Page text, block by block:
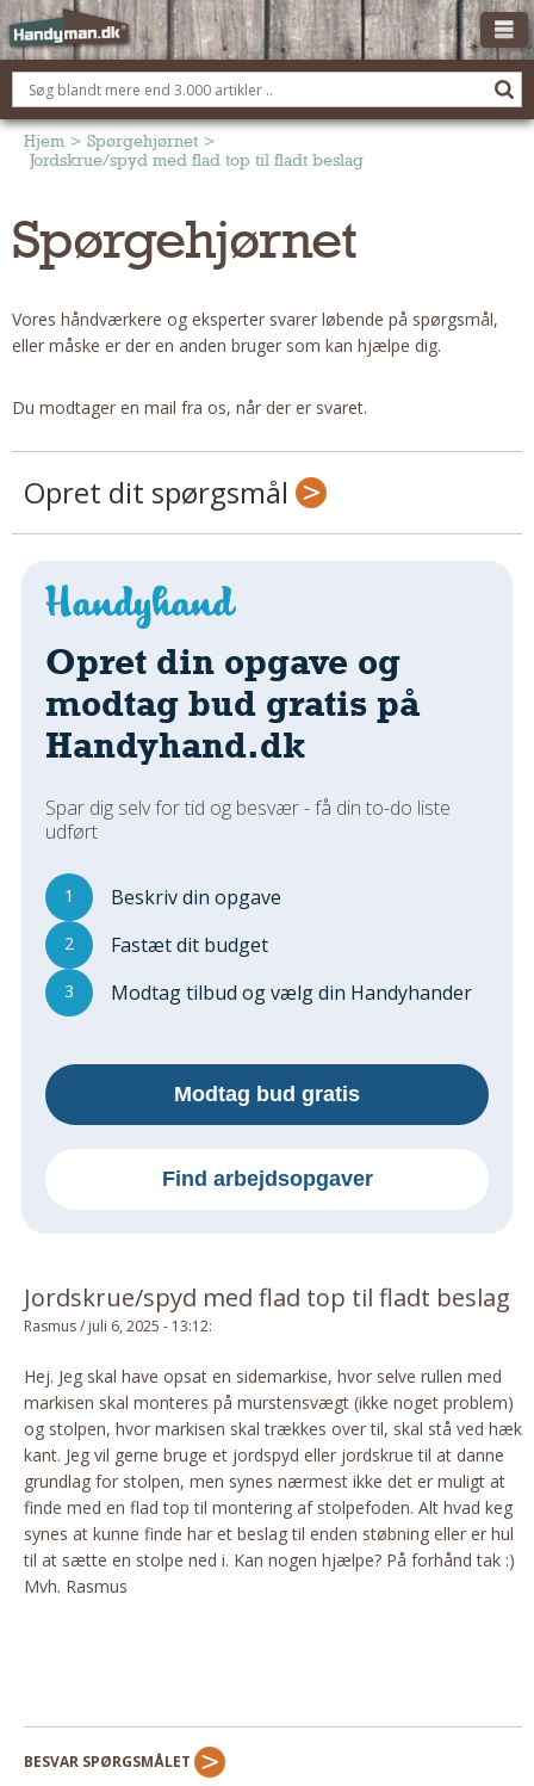
OM HANDYMAN.DK
FÅ 3 TILBUD
ANNONCERING
TØMRER/SNEDKER
Reparation Og Vedligehold
Om Materialer
ELEKTRIKER
Regler Og Love
Om Materialer
Montage Og Udskiftning
Reparation Og Vedligehold
Andet
Indendørs
Udendørs
Kan Det Males?
MURER
Reparationer
Om Materialer
Tips Og Tricks
Andet
GARTNER
Beplantning
Belægning
Skadedyr
Om Værktøj
Hjem > Spørgehjørnet >
Jordskrue/spyd med flad top til fladt beslag
Spørgehjørnet
Vores håndværkere og eksperter svarer løbende på spørgsmål,
eller måske er der en anden bruger som kan hjælpe dig.
Du modtager en mail fra os, når der er svaret.
Opret dit spørgsmål
Opret din opgave og
modtag bud gratis på
Handyhand.dk
Spar dig selv for tid og besvær - få din to-do liste
udført
1 Beskriv din opgave
2 Fastæt dit budget
3 Modtag tilbud og vælg din Handyhander
Modtag bud gratis
Find arbejdsopgaver
Jordskrue/spyd med flad top til fladt beslag
Rasmus/ juli 6, 2025 - 13:12:
Hej. Jeg skal have opsat en sidemarkise, hvor selve rullen med
markisen skal monteres på murstensvægt (ikke noget problem)
og stolpen, hvor markisen skal trækkes over til, skal stå ved hæk
kant. Jeg vil gerne bruge et jordspyd eller jordskrue til at danne
grundlag for stolpen, men synes nærmest ikke det er muligt at
finde med en flad top til montering af stolpefoden. Alt hvad keg
synes at kunne finde har et beslag til enden støbning eller er hul
til at sætte en stolpe ned i. Kan nogen hjælpe? På forhånd tak :)
Mvh. Rasmus
BESVAR SPØRGSMÅLET